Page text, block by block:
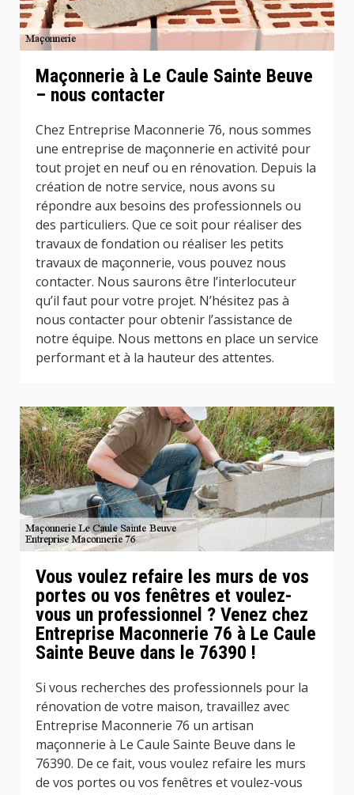
Maçonnerie à Le Caule Sainte Beuve
– nous contacter
Chez Entreprise Maconnerie 76, nous sommes
une entreprise de maçonnerie en activité pour
tout projet en neuf ou en rénovation. Depuis la
création de notre service, nous avons su
répondre aux besoins des professionnels ou
des particuliers. Que ce soit pour réaliser des
travaux de fondation ou réaliser les petits
travaux de maçonnerie, vous pouvez nous
contacter. Nous saurons être l’interlocuteur
qu’il faut pour votre projet. N’hésitez pas à
nous contacter pour obtenir l’assistance de
notre équipe. Nous mettons en place un service
performant et à la hauteur des attentes.
Vous voulez refaire les murs de vos
portes ou vos fenêtres et voulez-
vous un professionnel ? Venez chez
Entreprise Maconnerie 76 à Le Caule
Sainte Beuve dans le 76390 !
Si vous recherches des professionnels pour la
rénovation de votre maison, travaillez avec
Entreprise Maconnerie 76 un artisan
maçonnerie à Le Caule Sainte Beuve dans le
76390. De ce fait, vous voulez refaire les murs
de vos portes ou vos fenêtres et voulez-vous